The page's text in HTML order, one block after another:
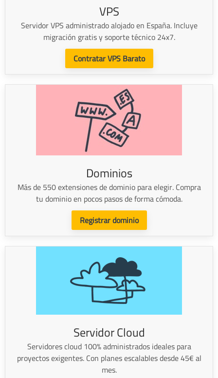
VPS
Servidor VPS administrado alojado en España. Incluye
migración gratis y soporte técnico 24x7.
Contratar VPS Barato
Dominios
Más de 550 extensiones de dominio para elegir. Compra
tu dominio en pocos pasos de forma cómoda.
Registrar dominio
Servidor Cloud
Servidores cloud 100% administrados ideales para
proyectos exigentes. Con planes escalables desde 45€ al
mes.